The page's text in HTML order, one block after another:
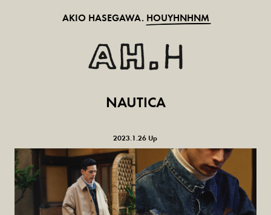
AKIO HASEGAWA. HOUYHNHNM
NAUTICA
2023.1.26 Up